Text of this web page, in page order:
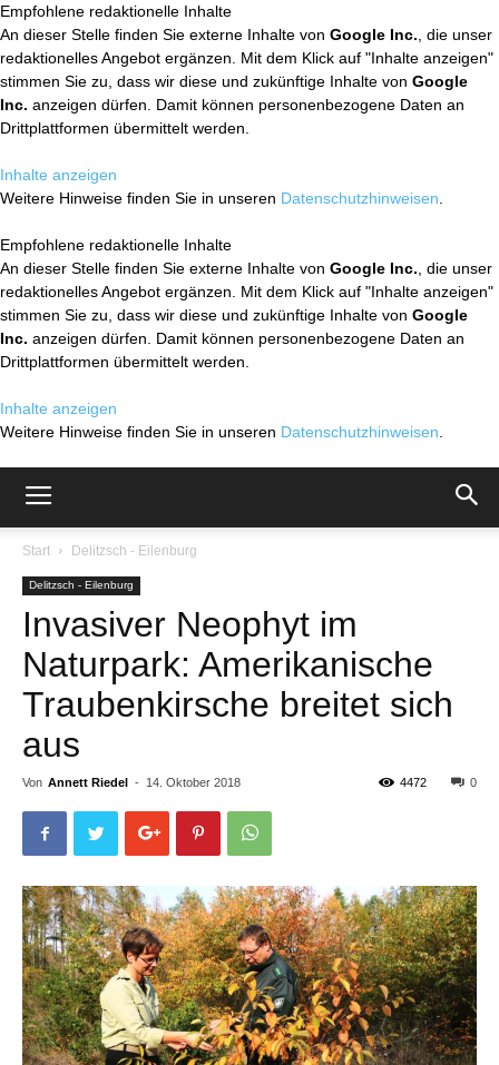
Empfohlene redaktionelle Inhalte
An dieser Stelle finden Sie externe Inhalte von Google Inc. , die unser
redaktionelles Angebot ergänzen. Mit dem Klick auf "Inhalte anzeigen"
stimmen Sie zu, dass wir diese und zukünftige Inhalte von Google
Inc. anzeigen dürfen. Damit können personenbezogene Daten an
Drittplattformen übermittelt werden.
Inhalte anzeigen
Weitere Hinweise finden Sie in unseren Datenschutzhinweisen
Empfohlene redaktionelle Inhalte
An dieser Stelle finden Sie externe Inhalte von Google Inc. , die unser
redaktionelles Angebot ergänzen. Mit dem Klick auf "Inhalte anzeigen"
stimmen Sie zu, dass wir diese und zukünftige Inhalte von Google
Inc. anzeigen dürfen. Damit können personenbezogene Daten an
Drittplattformen übermittelt werden.
Inhalte anzeigen
Weitere Hinweise finden Sie in unseren Datenschutzhinweisen
Start Delitzsch - Eilenburg
Delitzsch - Eilenburg
Invasiver Neophyt im
Naturpark: Amerikanische
Traubenkirsche breitet sich
aus
Von Annett Riedel - 14. Oktober 2018 0
4472